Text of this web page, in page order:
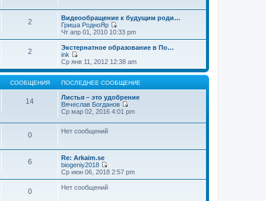
м
у
о
о
б
е
н
ю
л
е
д
н
е
у
о
о
б
щ
н
ю
2
Видеообращение к будущим роди…
Гриша РодноЯр
П
е
р
е
й
т
и
к
о
с
л
е
д
у
о
б
Чт апр 01, 2010 10:33 pm
2
Экстернатное образование в По…
ink
П
е
р
е
й
т
и
к
п
о
с
д
н
е
м
у
с
Ср янв 11, 2012 12:38 am
СООБЩЕНИЯ ПОСЛЕДНЕЕ СООБЩЕНИЕ
14
Листья – это удобрение
Вячеслав Богданов
П
р
и
о
с
Ср мар 02, 2016 4:01 pm
0 Нет сообщений
6
Re: Arkaim.se
biogeniy2018
П
е
р
е
Ср июн 06, 2018 2:57 pm
0 Нет сообщений